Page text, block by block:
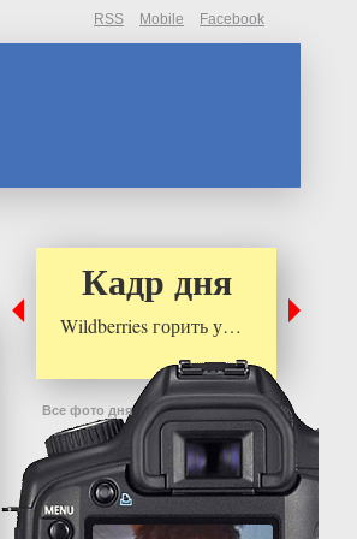
RSS Mobile Facebook
Кадр дня
Wildberries горить у…
Все фото дня